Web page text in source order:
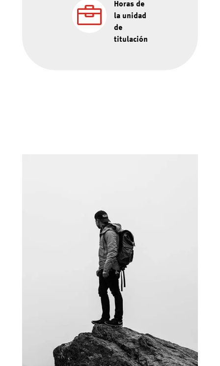

Horas de
la unidad
de
titulación